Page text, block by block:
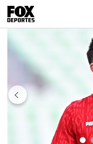
Previous